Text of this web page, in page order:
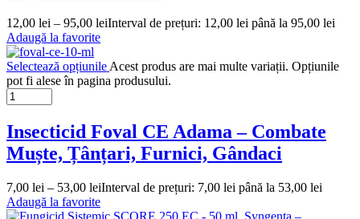
12,00 lei – 95,00 leiInterval de prețuri: 12,00 lei până la 95,00 lei
Adaugă la favorite
Selectează opțiunile Acest produs are mai multe variații. Opțiunile
pot fi alese în pagina produsului.
Insecticid Foval CE Adama – Combate
Muște, Țânțari, Furnici, Gândaci
7,00 lei – 53,00 leiInterval de prețuri: 7,00 lei până la 53,00 lei
Adaugă la favorite